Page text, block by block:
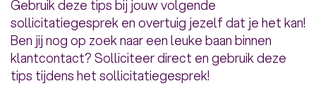
Gebruik deze tips bij jouw volgende
sollicitatiegesprek en overtuig jezelf dat je het kan!
Ben jij nog op zoek naar een leuke baan binnen
klantcontact? Solliciteer direct en gebruik deze
tips tijdens het sollicitatiegesprek!